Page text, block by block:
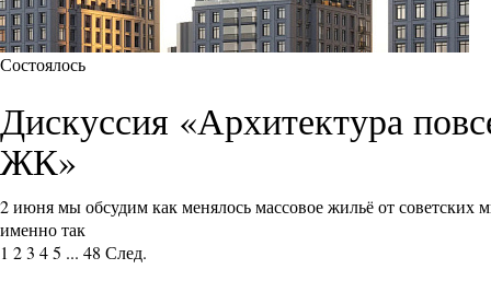
Состоялось
Дискуссия «Архитектура
ЖК»
2 июня мы обсудим как менялось массовое жильё от
именно так
1 23 45 ... 48 След.